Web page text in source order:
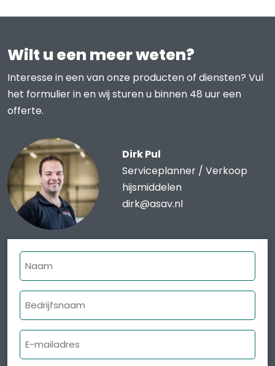
Wilt u een meer weten?
Interesse in een van onze producten of diensten? Vul
het formulier in en wij sturen u binnen 48 uur een
offerte.
Dirk Pul
Serviceplanner / Verkoop
hijsmiddelen
dirk@asav.nl
Naam
Bedrijfsnaam
E-
mailadres